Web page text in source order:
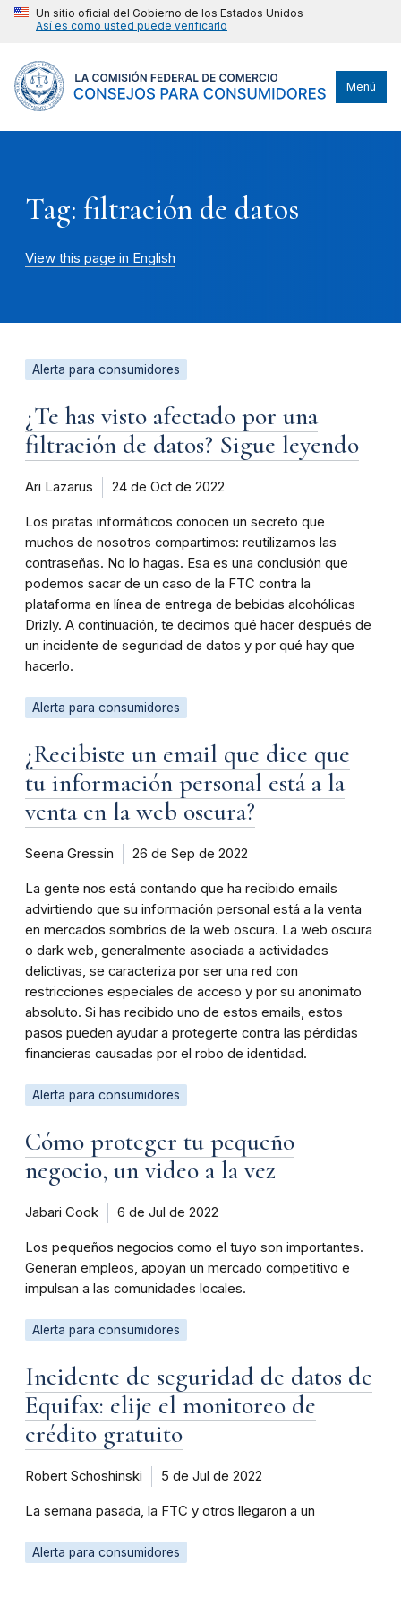
Un sitio oficial del Gobierno de los Estados Unidos
Así es como usted puede verificarlo
Menú
Tag: filtración de datos
View this page in English
Alerta para consumidores
¿Te has visto afectado por una
filtración de datos? Sigue leyendo
Ari Lazarus 24 de Oct de 2022
Los piratas informáticos conocen un secreto que
muchos de nosotros compartimos: reutilizamos las
contraseñas. No lo hagas. Esa es una conclusión que
podemos sacar de un caso de la FTC contra la
plataforma en línea de entrega de bebidas alcohólicas
Drizly. A continuación, te decimos qué hacer después de
un incidente de seguridad de datos y por qué hay que
hacerlo.
Alerta para consumidores
¿Recibiste un email que dice que
tu información personal está a la
venta en la web oscura?
Seena Gressin 26 de Sep de 2022
La gente nos está contando que ha recibido emails
advirtiendo que su información personal está a la venta
en mercados sombríos de la web oscura. La web oscura
o dark web, generalmente asociada a actividades
delictivas, se caracteriza por ser una red con
restricciones especiales de acceso y por su anonimato
absoluto. Si has recibido uno de estos emails, estos
pasos pueden ayudar a protegerte contra las pérdidas
financieras causadas por el robo de identidad.
Alerta para consumidores
Cómo proteger tu pequeño
negocio, un video a la vez
Jabari Cook 6 de Jul de 2022
Los pequeños negocios como el tuyo son importantes.
Generan empleos, apoyan un mercado competitivo e
impulsan a las comunidades locales.
Alerta para consumidores
Incidente de seguridad de datos de
Equifax: elije el monitoreo de
crédito gratuito
Robert Schoshinski 5 de Jul de 2022
La semana pasada, la FTC y otros llegaron a un
Alerta para consumidores